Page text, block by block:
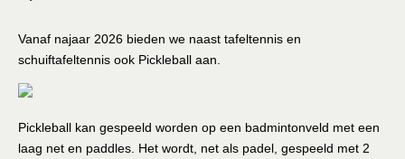
Senioren
Toernooien
Vanaf najaar 2026 bieden we naast tafeltennis en
schuiftafeltennis ook Pickleball aan.
Pickleball kan gespeeld worden op een badmintonveld met een
laag net en paddles. Het wordt, net als padel, gespeeld met 2